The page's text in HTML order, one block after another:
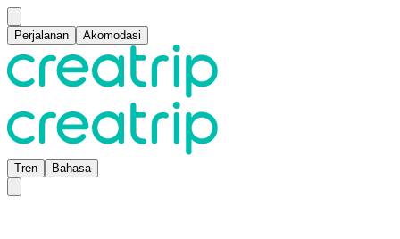
Perjalanan Akomodasi
Tren Bahasa